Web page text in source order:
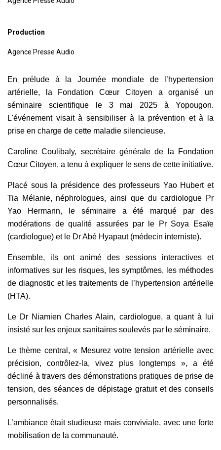
Production
Agence Presse Audio
En prélude à la Journée mondiale de l’hypertension
artérielle, la Fondation Cœur Citoyen a organisé un
séminaire scientifique le 3 mai 2025 à Yopougon.
L'événement visait à sensibiliser à la prévention et à la
prise en charge de cette maladie silencieuse.
Caroline Coulibaly, secrétaire générale de la Fondation
Cœur Citoyen, a tenu à expliquer le sens de cette initiative.
Placé sous la présidence des professeurs Yao Hubert et
Tia Mélanie, néphrologues, ainsi que du cardiologue Pr
Yao Hermann, le séminaire a été marqué par des
modérations de qualité assurées par le Pr Soya Esaïe
(cardiologue) et le Dr Abé Hyapaut (médecin interniste).
Ensemble, ils ont animé des sessions interactives et
informatives sur les risques, les symptômes, les méthodes
de diagnostic et les traitements de l’hypertension artérielle
(HTA).
Le Dr Niamien Charles Alain, cardiologue, a quant à lui
insisté sur les enjeux sanitaires soulevés par le séminaire.
Le thème central, « Mesurez votre tension artérielle avec
précision, contrôlez-la, vivez plus longtemps », a été
décliné à travers des démonstrations pratiques de prise de
tension, des séances de dépistage gratuit et des conseils
personnalisés.
L’ambiance était studieuse mais conviviale, avec une forte
mobilisation de la communauté.